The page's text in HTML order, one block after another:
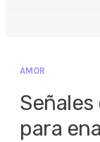
AMOR
para